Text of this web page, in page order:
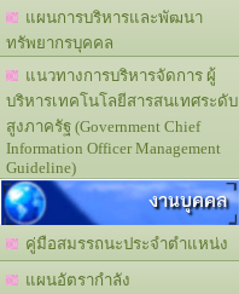
แผนการบริหารและพัฒนา
ทรัพยากรบุคคล
แนวทางการบริหารจัดการ ผู้
บริหารเทคโนโลยีสารสนเทศระดับ
สูงภาครัฐ (Government Chief
Information Officer Management
Guideline)
งานบุคคล
คู่มือสมรรถนะประจำตำแหน่ง
แผนอัตรากำลัง